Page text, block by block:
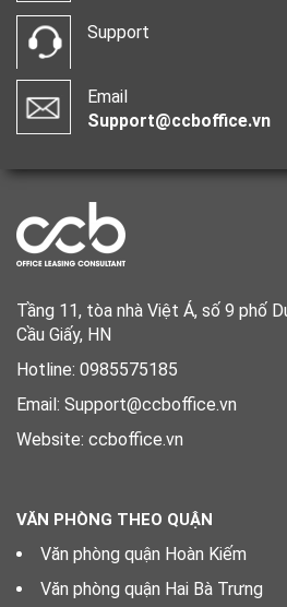
Support
Email
Support@ccboffice.vn
Tầng 11, tòa nhà Việt Á, số 9 phố
Cầu Giấy, HN
Hotline: 0985575185
Email: Support@ccboffice.vn
Website: ccboffice.vn
VĂN PHÒNG THEO QUẬN
Văn phòng quận Hoàn Kiếm
Văn phòng quận Hai Bà Trưng